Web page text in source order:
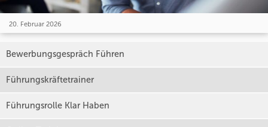
20. Februar 2026
Bewerbungsgespräch Führen
Führungskräftetrainer
Führungsrolle Klar Haben